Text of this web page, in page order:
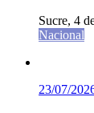
Sucre, 4
Nacional
23/07/